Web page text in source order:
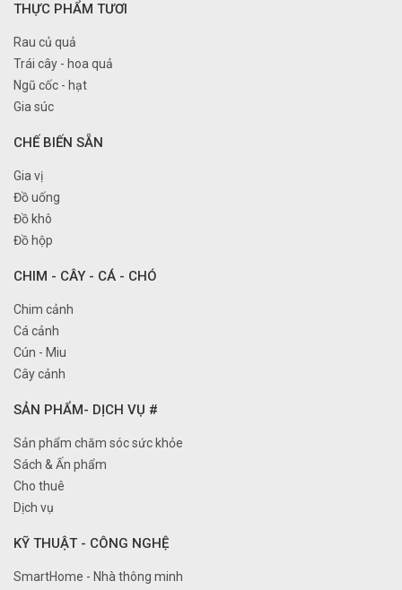
THỰC PHẨM TƯƠI
Rau củ quả
Trái cây - hoa quả
Ngũ cốc - hạt
Gia súc
CHẾ BIẾN SẴN
Gia vị
Đồ uống
Đồ khô
Đồ hộp
CHIM - CÂY - CÁ - CHÓ
Chim cảnh
Cá cảnh
Cún - Miu
Cây cảnh
SẢN PHẨM- DỊCH VỤ #
Sản phẩm chăm sóc sức khỏe
Sách & Ấn phẩm
Cho thuê
Dịch vụ
KỸ THUẬT - CÔNG NGHỆ
SmartHome - Nhà thông minh